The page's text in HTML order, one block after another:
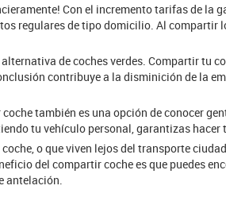
Con el incremento tarifas de la
regulares de tipo domicilio. Al compartir
de coches verdes. Compartir tu
contribuye a la disminición de la
también es una opción de conocer
tu vehículo personal, garantizas hacer
o que viven lejos del transporte
del compartir coche es que puedes
antelación.